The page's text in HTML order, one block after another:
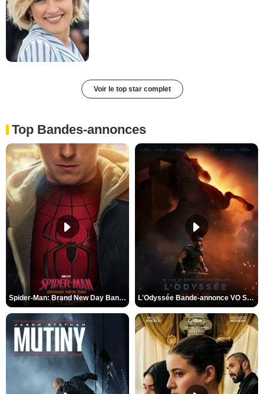
Voir le top star complet
Top Bandes-annonces
Spider-Man: Brand New Day Bande-annonce VO STFR L'Odyssée Bande-annonce VO STFR